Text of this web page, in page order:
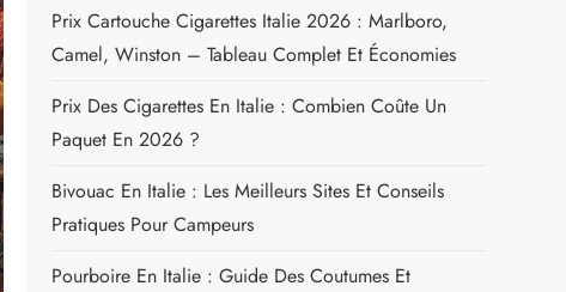
Prix Cartouche Cigarettes Italie 2026 : Marlboro,
Camel, Winston – Tableau Complet Et Économies
Prix Des Cigarettes En Italie : Combien Coûte Un
Paquet En 2026 ?
Bivouac En Italie : Les Meilleurs Sites Et Conseils
Pratiques Pour Campeurs
Pourboire En Italie : Guide Des Coutumes Et